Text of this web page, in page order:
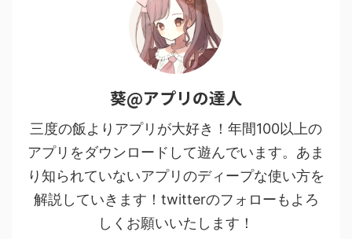
葵@アプリの達人
三度の飯よりアプリが大好き！年間100以上の
アプリをダウンロードして遊んでいます。あま
り知られていないアプリのディープな使い方を
解説していきます！twitterのフォローもよろ
しくお願いいたします！